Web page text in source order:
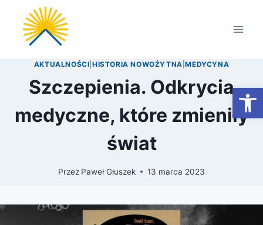
Przejdź
treści
AKTUALNOŚCI |HISTORIA NOWOŻYTNA |MEDYCYNA
Szczepienia. Odkrycia
medyczne, które zmieniły
świat
Przez Paweł Głuszek 13 marca 2023